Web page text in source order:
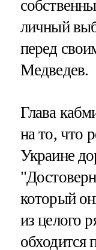
личный
перед
Медведев.
Глава
на то, что
Украине
который
из целого
обходится